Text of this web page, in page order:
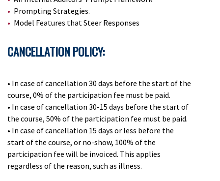
Prompting Strategies.
Model Features that Steer Responses
CANCELLATION POLICY:
• In case of cancellation 30 days before the start of the
course, 0% of the participation fee must be paid.
• In case of cancellation 30-15 days before the start of
the course, 50% of the participation fee must be paid.
• In case of cancellation 15 days or less before the
start of the course, or no-show, 100% of the
participation fee will be invoiced. This applies
regardless of the reason, such as illness.